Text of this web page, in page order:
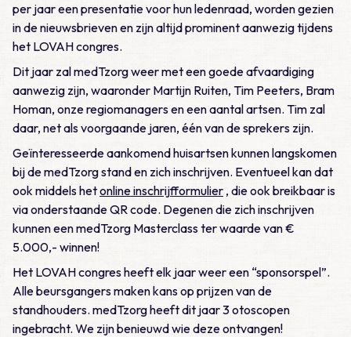
per jaar een presentatie voor hun ledenraad, worden gezien
in de nieuwsbrieven en zijn altijd prominent aanwezig tijdens
het LOVAH congres.
Dit jaar zal medTzorg weer met een goede afvaardiging
aanwezig zijn, waaronder Martijn Ruiten, Tim Peeters, Bram
Homan, onze regiomanagers en een aantal artsen. Tim zal
daar, net als voorgaande jaren, één van de sprekers zijn.
Geïnteresseerde aankomend huisartsen kunnen langskomen
bij de medTzorg stand en zich inschrijven. Eventueel kan dat
ook middels hetonline inschrijfformulier , die ook breikbaar is
via onderstaande QR code. Degenen die zich inschrijven
kunnen een medTzorg Masterclass ter waarde van €
5.000,- winnen!
Het LOVAH congres heeft elk jaar weer een “sponsorspel”.
Alle beursgangers maken kans op prijzen van de
standhouders. medTzorg heeft dit jaar 3 otoscopen
ingebracht. We zijn benieuwd wie deze ontvangen!